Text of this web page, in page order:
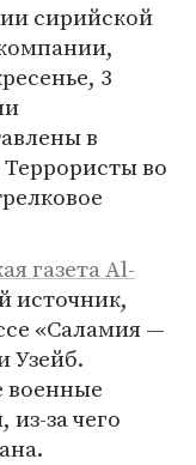
сирийской
3
в
во
газета Al-
источник,
«Саламия —
Узейб.
военные
из-за чего